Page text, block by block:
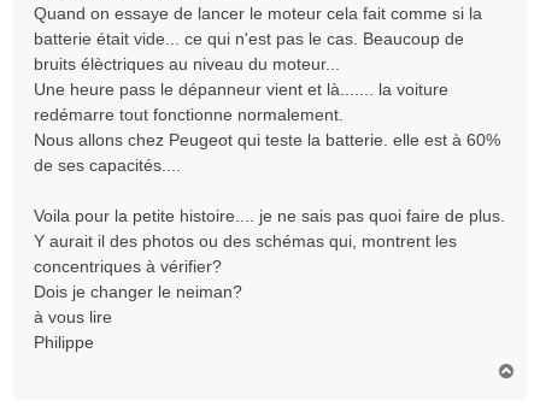
Quand on essaye de lancer le moteur cela fait comme si la
batterie était vide... ce qui n'est pas le cas. Beaucoup de
bruits élèctriques au niveau du moteur...
Une heure pass le dépanneur vient et là....... la voiture
redémarre tout fonctionne normalement.
Nous allons chez Peugeot qui teste la batterie. elle est à 60%
de ses capacités....
Voila pour la petite histoire.... je ne sais pas quoi faire de plus.
Y aurait il des photos ou des schémas qui, montrent les
concentriques à vérifier?
Dois je changer le neiman?
à vous lire
Philippe